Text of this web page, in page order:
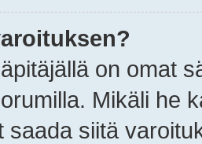
on omat
Mikäli he
saada siitä